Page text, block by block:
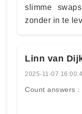
slimme
zonder in te
Linn van
2025-11-07
Count answers :